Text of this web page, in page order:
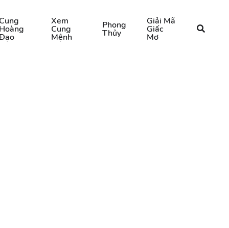
Xem
Cung
Mệnh
Phong
Thủy
Giải Mã
Giấc
Mơ